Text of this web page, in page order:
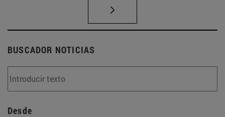
BUSCADOR NOTICIAS
Desde